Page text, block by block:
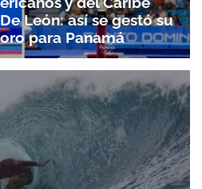
León: así se gestó su
para Panamá